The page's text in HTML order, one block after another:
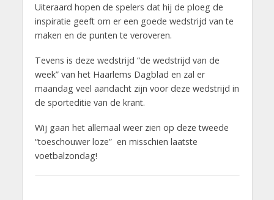
Uiteraard hopen de spelers dat hij de ploeg de
inspiratie geeft om er een goede wedstrijd van te
maken en de punten te veroveren.
Tevens is deze wedstrijd “de wedstrijd van de
week” van het Haarlems Dagblad en zal er
maandag veel aandacht zijn voor deze wedstrijd in
de sporteditie van de krant.
Wij gaan het allemaal weer zien op deze tweede
“toeschouwer loze” en misschien laatste
voetbalzondag!